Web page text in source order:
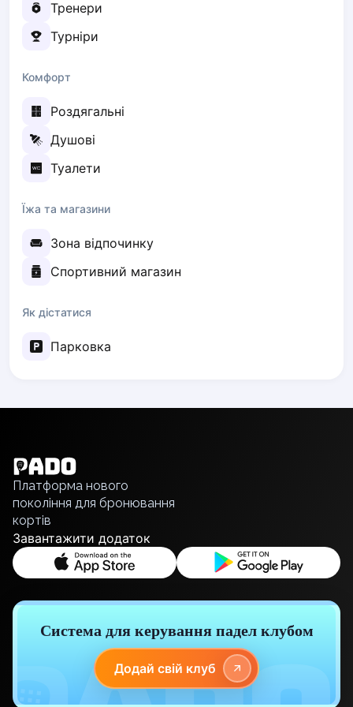
Zaporizhzhia
Prague
Kutaisi
Tbilisi
Bialystok
Bolesławiec
Bydgoszcz
Czestochowa
Elblag
Gdynia
Katowice
Katowice Area
Kielce
Kościerzyna
Krakow
Legionowo
Lublin
Nowy Sącz
Тренери
Турніри
Комфорт
Роздягальні
Душові
Туалети
Їжа та магазини
Зона відпочинку
Спортивний магазин
Як дістатися
Парковка
English
Русский
Платформа нового
покоління для бронювання
кортів
Завантажити додаток
Система для керування падел клубом
Додай свій клуб